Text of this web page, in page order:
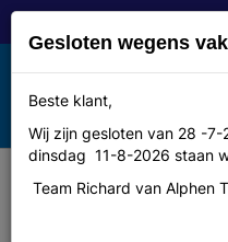
Toggle
navigation
MENU
Magura
Gesloten wegens
Beste klant,
Wij zijn gesloten van 28 -
dinsdag 11-8-2026 staan
Team Richard van Alphen